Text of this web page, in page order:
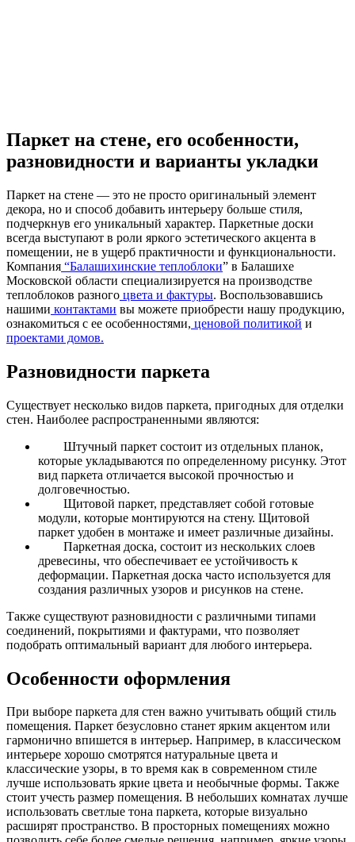
Паркет на стене, его особенности,
разновидности и варианты укладки
Паркет на стене — это не просто оригинальный элемент
декора, но и способ добавить интерьеру больше стиля,
подчеркнув его уникальный характер. Паркетные доски
всегда выступают в роли яркого эстетического акцента в
помещении, не в ущерб практичности и функциональности.
Компания “Балашихинские теплоблоки” в Балашихе
Московской области специализируется на производстве
теплоблоков разного цвета и фактуры. Воспользовавшись
нашими контактами вы можете приобрести нашу продукцию,
ознакомиться с ее особенностями, ценовой политикой и
проектами домов.
Разновидности паркета
Существует несколько видов паркета, пригодных для отделки
стен. Наиболее распространенными являются:
Штучный паркет состоит из отдельных планок,
которые укладываются по определенному рисунку. Этот
вид паркета отличается высокой прочностью и
долговечностью.
Щитовой паркет, представляет собой готовые
модули, которые монтируются на стену. Щитовой
паркет удобен в монтаже и имеет различные дизайны.
Паркетная доска, состоит из нескольких слоев
древесины, что обеспечивает ее устойчивость к
деформации. Паркетная доска часто используется для
создания различных узоров и рисунков на стене.
Также существуют разновидности с различными типами
соединений, покрытиями и фактурами, что позволяет
подобрать оптимальный вариант для любого интерьера.
Особенности оформления
При выборе паркета для стен важно учитывать общий стиль
помещения. Паркет безусловно станет ярким акцентом или
гармонично впишется в интерьер. Например, в классическом
интерьере хорошо смотрятся натуральные цвета и
классические узоры, в то время как в современном стиле
лучше использовать яркие цвета и необычные формы. Также
стоит учесть размер помещения. В небольших комнатах лучше
использовать светлые тона паркета, которые визуально
расширят пространство. В просторных помещениях можно